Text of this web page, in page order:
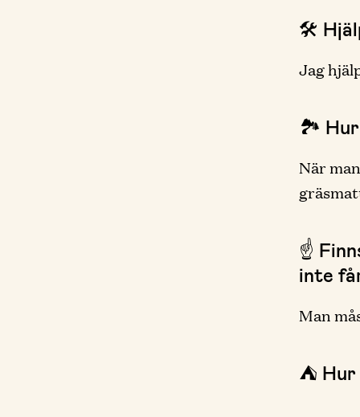
🛠
Jag
🏞 Hur
När
☝️
inte
Man
⛺️ Hur